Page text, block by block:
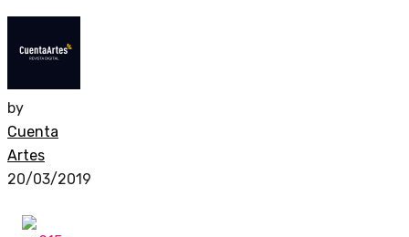
by
Cuenta
Artes
20/03/2019